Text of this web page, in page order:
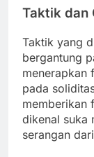
Taktik dan
Taktik yang
bergantung
menerapkan
pada
memberikan
dikenal suka
serangan